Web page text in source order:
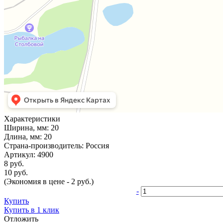
Характеристики
Ширина, мм: 20
Длина, мм: 20
Страна-производитель: Россия
Артикул: 4900
8 руб.
10 руб.
(Экономия в цене - 2 руб.)
-
Купить
Купить в 1 клик
Отложить